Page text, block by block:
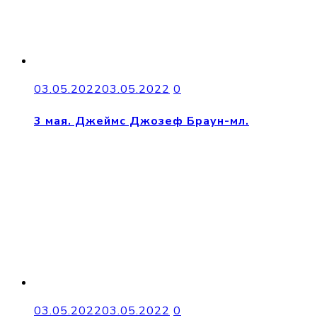
03.05.202203.05.2022 0
3 мая. Джеймс Джозеф Браун-мл.
03.05.202203.05.2022 0